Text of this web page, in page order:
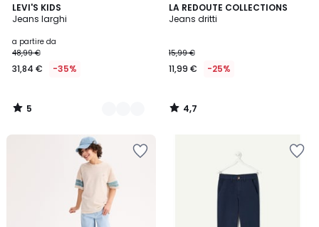
LEVI'S KIDS
Jeans larghi
a partire da
48,99 €
31,84 € -35%
5
/
2
Colori
5
/
LA REDOUTE COLLECTIONS
Jeans dritti
15,99 €
11,99 € -25%
4,7
/ 5
4,7
/